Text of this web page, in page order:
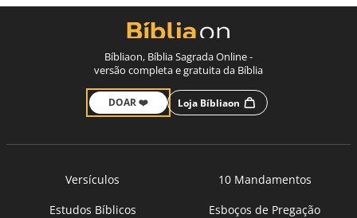
Bíbliaon, Bíblia Sagrada Online -
versão completa e gratuita da Bíblia
DOAR ❤️ Loja Bíbliaon
Versículos
10 Mandamentos
Estudos Bíblicos
Esboços de Pregação